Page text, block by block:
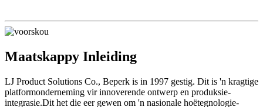
Maatskappy Inleiding
LJ Product Solutions Co., Beperk is in 1997 gestig. Dit is 'n kragtige
platformonderneming vir innoverende ontwerp en produksie-
integrasie.Dit het die eer gewen om 'n nasionale hoëtegnologie-